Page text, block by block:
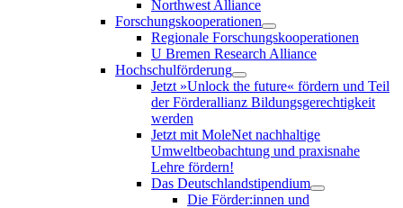
Northwest Alliance
Forschungskooperationen
Regionale Forschungskooperationen
U Bremen Research Alliance
Hochschulförderung
Jetzt »Unlock the future« fördern und Teil
der Förderallianz Bildungsgerechtigkeit
werden
Jetzt mit MoleNet nachhaltige
Umweltbeobachtung und praxisnahe
Lehre fördern!
Das Deutschlandstipendium
Die Förder:innen und